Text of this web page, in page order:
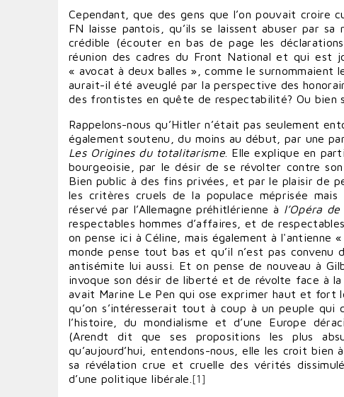
Cependant, que des gens que l’on pouvait croire
FN laisse pantois, qu’ils se laissent abuser par
crédible (écouter en bas de page les
réunion des cadres du Front National et qui est
« avocat à deux balles », comme le surnommaient
aurait-il été aveuglé par la perspective des
des frontistes en quête de respectabilité? Ou bien
Rappelons-nous qu’Hitler n’était pas seulement
également soutenu, du moins au début, par une
Les Origines du totalitarisme . Elle explique en
bourgeoisie, par le désir de se révolter contre
Bien public à des fins privées, et par le plaisir de
les critères cruels de la populace méprisée mais
réservé par l’Allemagne préhitlérienne à l’Opéra de
respectables hommes d’affaires, et de
on pense ici à Céline, mais également à
monde pense tout bas et qu’il n’est pas
antisémite lui aussi. Et on pense de nouveau à
invoque son désir de liberté et de révolte face à
avait Marine Le Pen qui ose exprimer haut et fort
qu’on s’intéresserait tout à coup à un peuple
l’histoire, du mondialisme et d’une Europe
(Arendt dit que ses propositions les plus
qu’aujourd’hui, entendons-nous, elle les croit
sa révélation crue et cruelle des vérités
d’une politique libérale. [1]